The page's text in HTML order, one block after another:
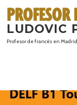
contenido
LUDOVIC
Profesor de francés en